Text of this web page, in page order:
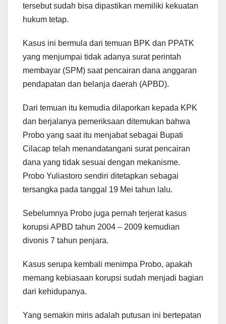
tersebut sudah bisa dipastikan memiliki kekuatan
hukum tetap.
Kasus ini bermula dari temuan BPK dan PPATK
yang menjumpai tidak adanya surat perintah
membayar (SPM) saat pencairan dana anggaran
pendapatan dan belanja daerah (APBD).
Dari temuan itu kemudia dilaporkan kepada KPK
dan berjalanya pemeriksaan ditemukan bahwa
Probo yang saat itu menjabat sebagai Bupati
Cilacap telah menandatangani surat pencairan
dana yang tidak sesuai dengan mekanisme.
Probo Yuliastoro sendiri ditetapkan sebagai
tersangka pada tanggal 19 Mei tahun lalu.
Sebelumnya Probo juga pernah terjerat kasus
korupsi APBD tahun 2004 – 2009 kemudian
divonis 7 tahun penjara.
Kasus serupa kembali menimpa Probo, apakah
memang kebiasaan korupsi sudah menjadi bagian
dari kehidupanya.
Yang semakin miris adalah putusan ini bertepatan